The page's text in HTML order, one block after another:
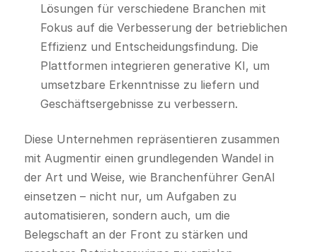
Lösungen für verschiedene Branchen mit
Fokus auf die Verbesserung der betrieblichen
Effizienz und Entscheidungsfindung. Die
Plattformen integrieren generative KI, um
umsetzbare Erkenntnisse zu liefern und
Geschäftsergebnisse zu verbessern.
Diese Unternehmen repräsentieren zusammen
mit Augmentir einen grundlegenden Wandel in
der Art und Weise, wie Branchenführer GenAI
einsetzen – nicht nur, um Aufgaben zu
automatisieren, sondern auch, um die
Belegschaft an der Front zu stärken und